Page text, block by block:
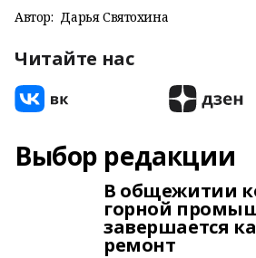
Автор: Дарья Святохина
Читайте нас
Выбор редакции
В общежитии
горной
завершается
ремонт